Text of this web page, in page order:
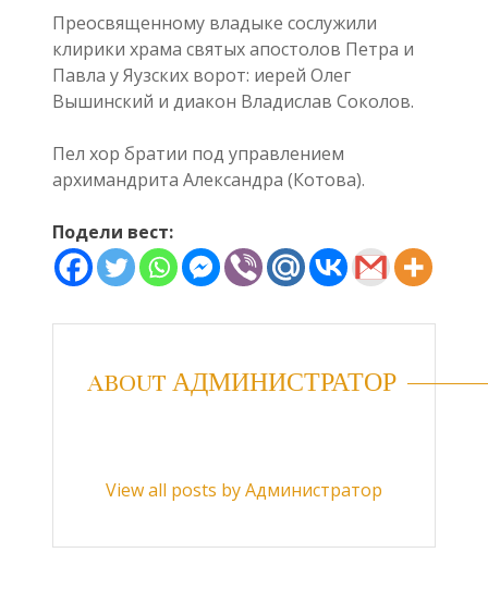
Преосвященному владыке сослужили
клирики храма святых апостолов Петра и
Павла у Яузских ворот: иерей Олег
Вышинский и диакон Владислав Соколов.
Пел хор братии под управлением
архимандрита Александра (Котова).
Подели вест:
ABOUT АДМИНИСТРАТОР
View all posts by Администратор